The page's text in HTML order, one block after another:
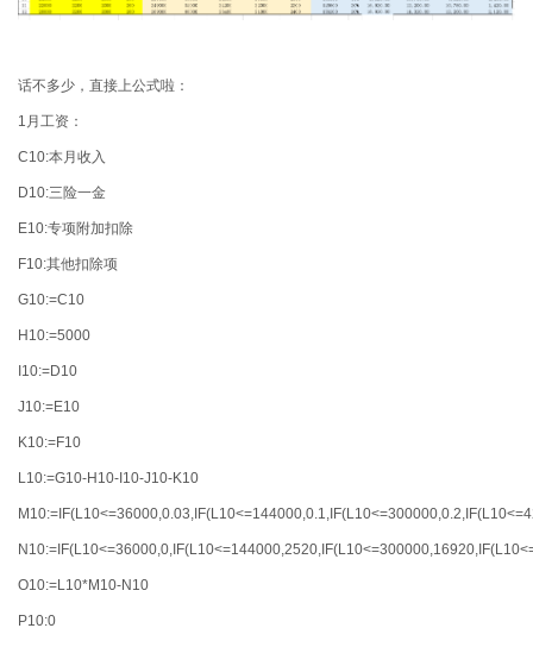
话不多少，直接上公式啦：
1月工资：
C10:本月收入
D10:三险一金
E10:专项附加扣除
F10:其他扣除项
G10:=C10
H10:=5000
I10:=D10
J10:=E10
K10:=F10
L10:=G10-H10-I10-J10-K10
O10:=L10*M10-N10
P10:0